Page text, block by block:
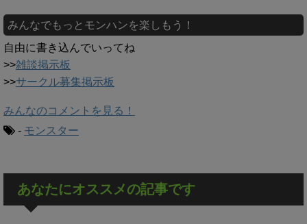
みんなでもっとモンハンを楽しもう！
自由に書き込んでいってね
>>雑談掲示板
>>サークル募集掲示板
みんなのコメントを見る！
- モンスター
あなたにオススメの記事です